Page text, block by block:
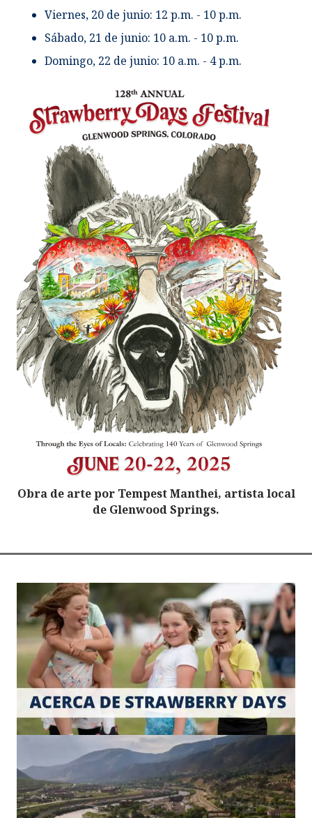
Viernes, 20 de junio: 12 p.m. - 10 p.m.
Sábado, 21 de junio: 10 a.m. - 10 p.m.
Domingo, 22 de junio: 10 a.m. - 4 p.m.
Obra de arte por Tempest Manthei, artista local
de Glenwood Springs.